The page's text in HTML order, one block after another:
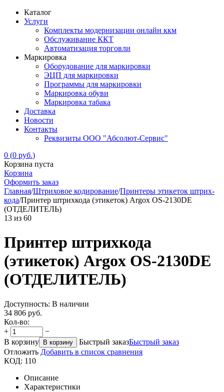
Каталог
Услуги
Комплекты модернизации онлайн ккм
Обслуживание ККТ
Автоматизация торговли
Маркировка
Оборудование для маркировки
ЭЦП для маркировки
Программы для маркировки
Маркировка обуви
Маркировка табака
Доставка
Новости
Контакты
Реквизиты ООО "Абсолют-Сервис"
0 (0 руб.)
Корзина пуста
Корзина
Оформить заказ
Главная/Штриховое кодирование/Принтеры этикеток штрих-
кода/Принтер штрихкода (этикеток) Argox OS-2130DE
(ОТДЕЛИТЕЛЬ)
13 из 60
Принтер штрихкода
(этикеток) Argox OS-2130DE
(ОТДЕЛИТЕЛЬ)
Доступность: В наличии
34 806 руб.
Кол-во:
+
−
В корзину
В корзину Быстрый заказБыстрый заказ
Отложить Добавить в список сравнения
КОД: 110
Описание
Характеристики